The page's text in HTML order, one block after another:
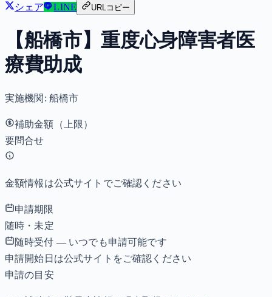
シェア
LINE URLコピー
【船橋市】重度心身障害者医
療費助成
実施機関: 船橋市
補助金額（上限）
要問合せ
金額情報は公式サイトでご確認ください
申請期限
随時・未定
随時受付 — いつでも申請可能です
申請開始日は公式サイトをご確認ください
申請の目安